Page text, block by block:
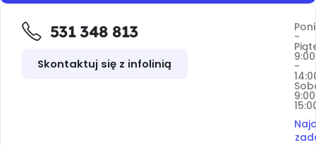
531 348 813
Skontaktuj się z infolinią
-
9:00
-